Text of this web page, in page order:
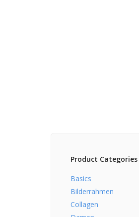
Product Categories
Basics
Bilderrahmen
Collagen